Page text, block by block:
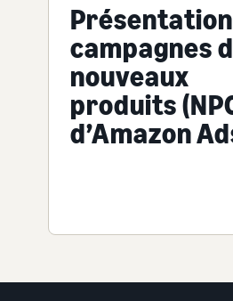
campagnes
nouveaux
produits
d’Amazon